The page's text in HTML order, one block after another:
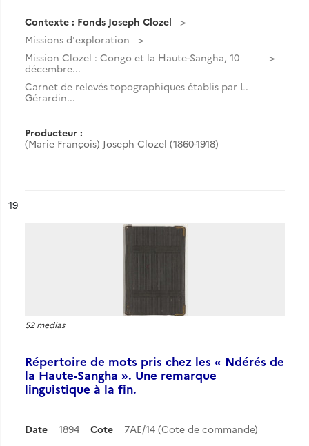
Contexte : Fonds Joseph Clozel
Missions d'exploration
Mission Clozel : Congo et la Haute-Sangha, 10
décembre...
Carnet de relevés topographiques établis par L.
Gérardin...
Producteur :
(Marie François) Joseph Clozel (1860-1918)
n°
19
52 medias
Répertoire de mots pris chez les « Ndérés de
la Haute-Sangha ». Une remarque
linguistique à la fin.
Date 1894 Cote 7AE/14 (Cote de commande)